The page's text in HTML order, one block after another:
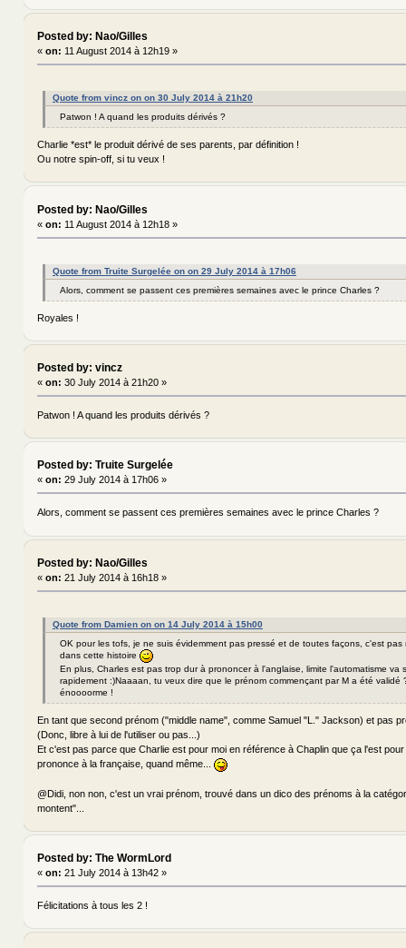
Posted by: Nao/Gilles
« on: 11 August 2014 à 12h19 »
Quote from vincz on on 30 July 2014 à 21h20
Patwon ! A quand les produits dérivés ?
Charlie *est* le produit dérivé de ses parents, par définition !
Ou notre spin-off, si tu veux !
Posted by: Nao/Gilles
« on: 11 August 2014 à 12h18 »
Quote from Truite Surgelée on on 29 July 2014 à 17h06
Alors, comment se passent ces premières semaines avec le prince Charles ?
Royales !
Posted by: vincz
« on: 30 July 2014 à 21h20 »
Patwon ! A quand les produits dérivés ?
Posted by: Truite Surgelée
« on: 29 July 2014 à 17h06 »
Alors, comment se passent ces premières semaines avec le prince Charles ?
Posted by: Nao/Gilles
« on: 21 July 2014 à 16h18 »
Quote from Damien on on 14 July 2014 à 15h00
OK pour les tofs, je ne suis évidemment pas pressé et de toutes façons, c'est pas
dans cette histoire
En plus, Charles est pas trop dur à prononcer à l'anglaise, limite l'automatisme va
rapidement :)Naaaan, tu veux dire que le prénom commençant par M a été validé
énoooorme !
En tant que second prénom ("middle name", comme Samuel "L." Jackson) et pas
(Donc, libre à lui de l'utiliser ou pas...)
Et c'est pas parce que Charlie est pour moi en référence à Chaplin que ça l'est
prononce à la française, quand même...
@Didi, non non, c'est un vrai prénom, trouvé dans un dico des prénoms à la
montent"...
Posted by: The WormLord
« on: 21 July 2014 à 13h42 »
Félicitations à tous les 2 !